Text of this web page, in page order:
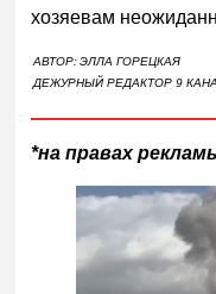
хозяевам
АВТОР:ЭЛЛА ГОРЕЦКАЯ
ДЕЖУРНЫЙ РЕДАКТОР 9
*на правах